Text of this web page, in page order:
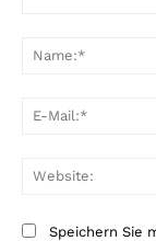
Speichern Sie